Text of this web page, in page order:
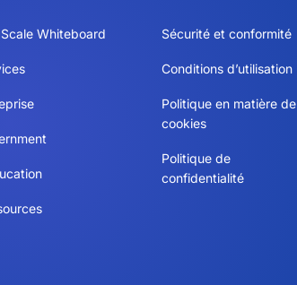
Whiteboard Sécurité et conformité
Conditions d’utilisation
Politique en matière de
cookies
Politique de
confidentialité